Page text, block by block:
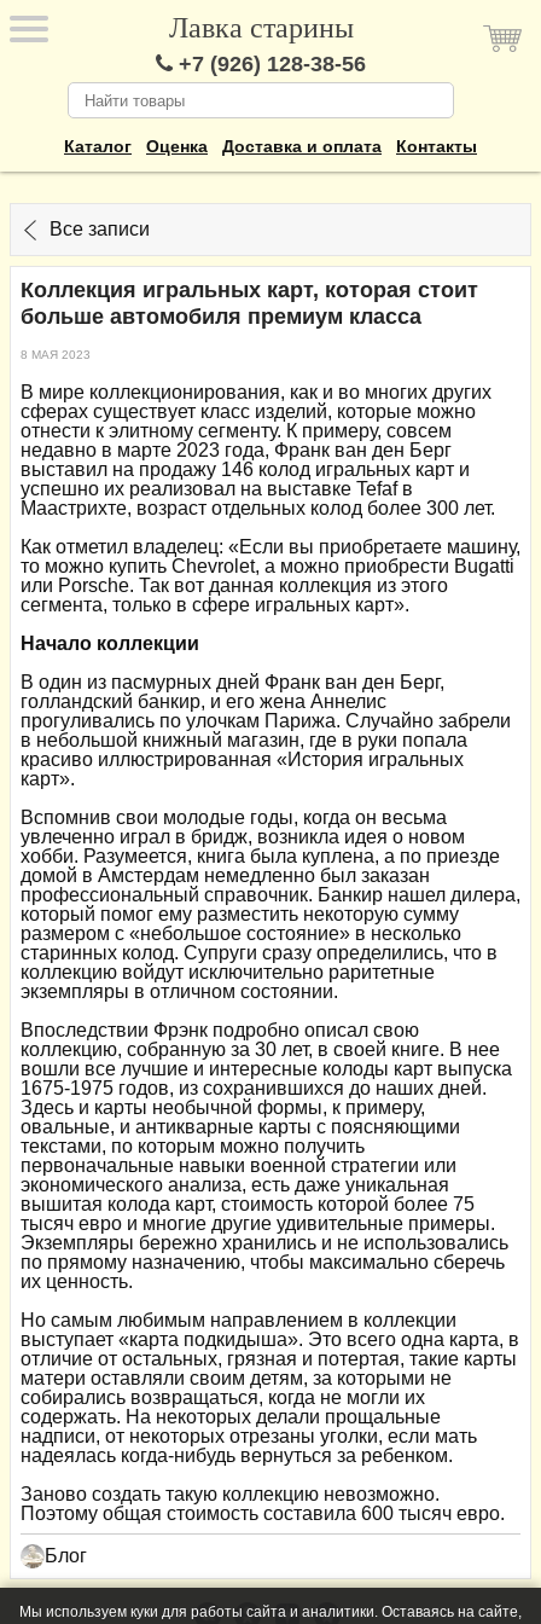
Лавка старины
+7 (926) 128-38-56
Каталог Оценка Доставка и оплата Контакты
Все записи
Коллекция игральных карт, которая стоит
больше автомобиля премиум класса
8 МАЯ 2023
В мире коллекционирования, как и во многих других
сферах существует класс изделий, которые можно
отнести к элитному сегменту. К примеру, совсем
недавно в марте 2023 года, Франк ван ден Берг
выставил на продажу 146 колод игральных карт и
успешно их реализовал на выставке Tefaf в
Маастрихте, возраст отдельных колод более 300 лет.
Как отметил владелец: «Если вы приобретаете машину,
то можно купить Chevrolet, а можно приобрести Bugatti
или Porsche. Так вот данная коллекция из этого
сегмента, только в сфере игральных карт».
Начало коллекции
В один из пасмурных дней Франк ван ден Берг,
голландский банкир, и его жена Аннелис
прогуливались по улочкам Парижа. Случайно забрели
в небольшой книжный магазин, где в руки попала
красиво иллюстрированная «История игральных
карт».
Вспомнив свои молодые годы, когда он весьма
увлеченно играл в бридж, возникла идея о новом
хобби. Разумеется, книга была куплена, а по приезде
домой в Амстердам немедленно был заказан
профессиональный справочник. Банкир нашел дилера,
который помог ему разместить некоторую сумму
размером с «небольшое состояние» в несколько
старинных колод. Супруги сразу определились, что в
коллекцию войдут исключительно раритетные
экземпляры в отличном состоянии.
Впоследствии Фрэнк подробно описал свою
коллекцию, собранную за 30 лет, в своей книге. В нее
вошли все лучшие и интересные колоды карт выпуска
1675-1975 годов, из сохранившихся до наших дней.
Здесь и карты необычной формы, к примеру,
овальные, и антикварные карты с поясняющими
текстами, по которым можно получить
первоначальные навыки военной стратегии или
экономического анализа, есть даже уникальная
вышитая колода карт, стоимость которой более 75
тысяч евро и многие другие удивительные примеры.
Экземпляры бережно хранились и не использовались
по прямому назначению, чтобы максимально сберечь
их ценность.
Но самым любимым направлением в коллекции
выступает «карта подкидыша». Это всего одна карта, в
отличие от остальных, грязная и потертая, такие карты
матери оставляли своим детям, за которыми не
собирались возвращаться, когда не могли их
содержать. На некоторых делали прощальные
надписи, от некоторых отрезаны уголки, если мать
надеялась когда-нибудь вернуться за ребенком.
Заново создать такую коллекцию невозможно.
Поэтому общая стоимость составила 600 тысяч евро.
Блог
Мы используем куки для работы сайта и аналитики. Оставаясь на сайте,